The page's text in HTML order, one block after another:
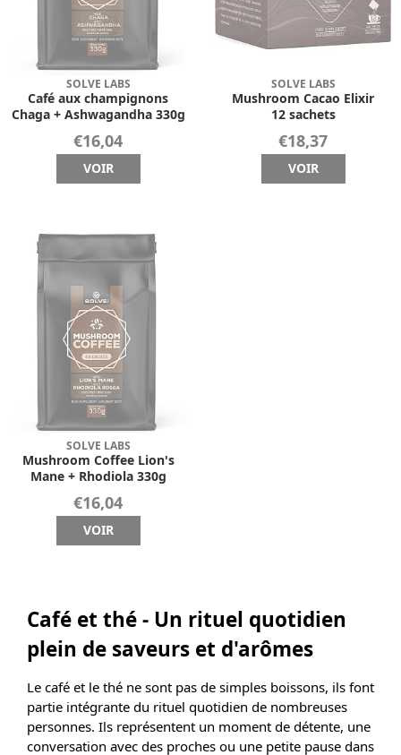
SOLVE LABS
Café aux champignons
Chaga + Ashwagandha 330g
€16,04
VOIR
SOLVE LABS
Mushroom Cacao Elixir
12 sachets
€18,37
VOIR
SOLVE LABS
Mushroom Coffee Lion's
Mane + Rhodiola 330g
€16,04
VOIR
Café et thé - Un rituel quotidien
plein de saveurs et d'arômes
Le café et le thé ne sont pas de simples boissons, ils font
partie intégrante du rituel quotidien de nombreuses
personnes. Ils représentent un moment de détente, une
conversation avec des proches ou une petite pause dans